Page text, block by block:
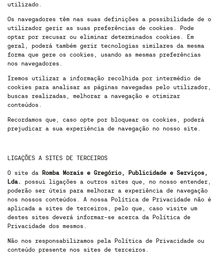
utilizado.
Os navegadores têm nas suas definições a possibilidade de o
utilizador gerir as suas preferências de cookies. Pode
optar por recusar ou eliminar determinados cookies. Em
geral, poderá também gerir tecnologias similares da mesma
forma que gere os cookies, usando as mesmas preferências
nos navegadores.
Iremos utilizar a informação recolhida por intermédio de
cookies para analisar as páginas navegadas pelo utilizador,
buscas realizadas, melhorar a navegação e otimizar
conteúdos.
Recordamos que, caso opte por bloquear os cookies, poderá
prejudicar a sua experiência de navegação no nosso site.
LIGAÇÕES A SITES DE TERCEIROS
O site da
Romba Morais e Gregório, Publicidade e Serviços,
Lda. possui ligações a outros sites que, no nosso entender,
poderão ser úteis para melhorar a experiência de navegação
nos nossos conteúdos. A nossa Política de Privacidade não é
aplicada a sites de terceiros, pelo que, caso visite um
destes sites deverá informar-se acerca da Política de
Privacidade dos mesmos.
Não nos responsabilizamos pela Política de Privacidade ou
conteúdo presente nos sites de terceiros.